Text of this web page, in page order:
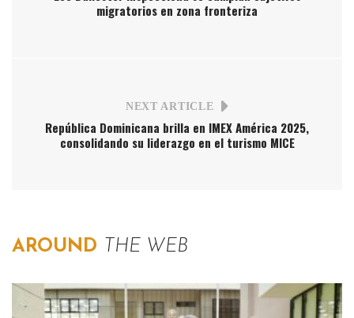
migratorios en zona fronteriza
NEXT ARTICLE
República Dominicana brilla en IMEX América 2025,
consolidando su liderazgo en el turismo MICE
AROUND THE WEB